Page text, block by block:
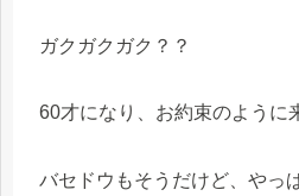
ガクガクガク？？
60才になり、お約束のように
バセドウもそうだけど、やっ